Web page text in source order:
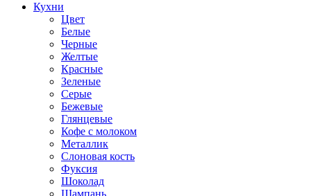
Кухни
Цвет
Белые
Черные
Желтые
Красные
Зеленые
Серые
Бежевые
Глянцевые
Кофе с молоком
Металлик
Слоновая кость
Фуксия
Шоколад
Шампань